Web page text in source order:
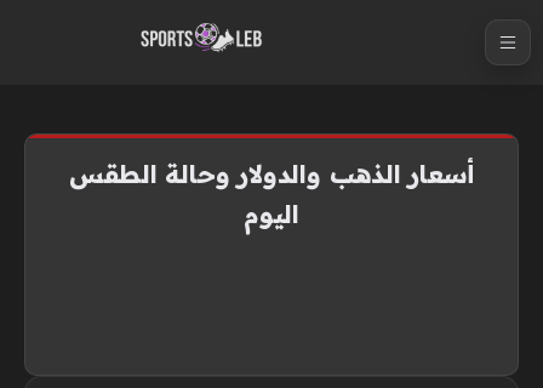
أسعار الذهب والدولار وحالة الطقس
اليوم